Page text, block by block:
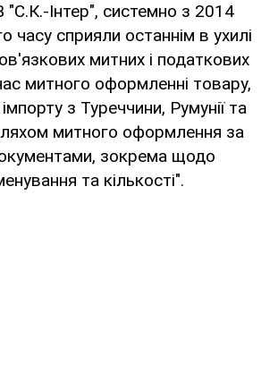
Інтер", системно з 2014
часу сприяли останнім в ухилі
митних і податкових
митного оформленні товару,
з Туреччини, Румунії та
митного оформлення за
зокрема щодо
та кількості".